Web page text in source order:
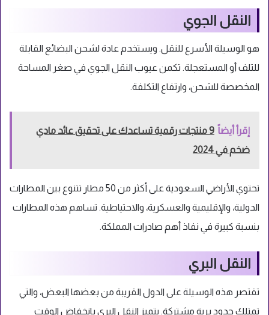
النقل الجوي
هو الوسيلة الأسرع للنقل. ويستخدم عادة لشحن البضائع القابلة
للتلف أو المستعجلة. تكمن عيوب النقل الجوي في صغر المساحة
المخصصة للشحن، وارتفاع التكلفة.
إقرأ أيضاً
9 منتجات رقمية تساعدك على تحقيق عائد مادي
ضخم في 2024
تحتوي الأراضي السعودية على أكثر من 50 مطار تتنوع بين المطارات
الدولية، والإقليمية والعسكرية، والاحتياطية. تساهم هذه المطارات
بنسبة كبيرة في نفاذ أهم صادرات المملكة.
النقل البري
تقتصر هذه الوسيلة على الدول القريبة من بعضها البعض، والتي
تمتلك حدود برية مشتركة. يتميز النقل البري بانخفاض الوقت